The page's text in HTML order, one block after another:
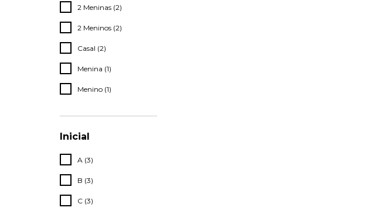
2 Meninas (2)
2 Meninos (2)
Casal (2)
Menina (1)
Menino (1)
Inicial
A (3)
B (3)
C (3)